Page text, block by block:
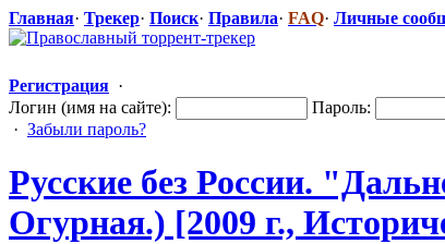
Главная· Трекер· Поиск· Правила· FAQ· Личные
Регистрация ·
Логин (имя на сайте):
Пароль:
· Забыли пароль?
Русские без России.
Огурная.) [2009 г.,